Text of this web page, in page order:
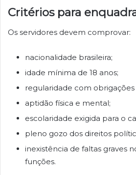
Critérios para
Os servidores devem comprovar:
nacionalidade brasileira;
idade mínima de 18 anos;
regularidade com obrigações
aptidão física e mental;
escolaridade exigida para o
pleno gozo dos direitos
inexistência de faltas graves
funções.